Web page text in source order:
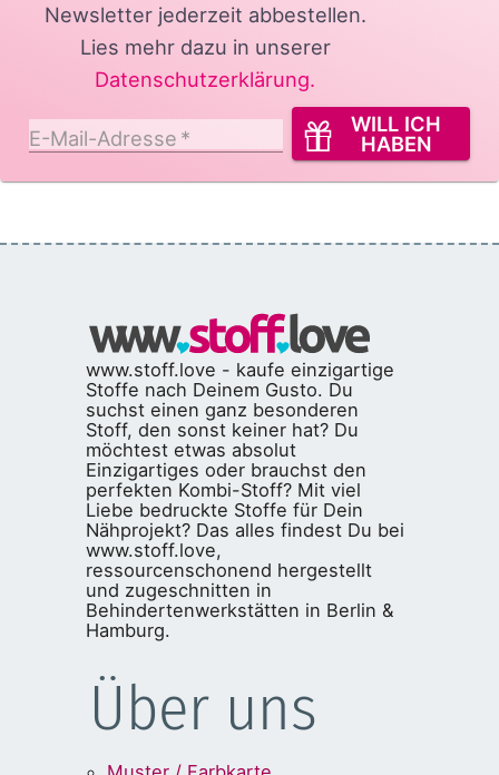
Newsletter jederzeit abbestellen.
Lies mehr dazu in unserer
Datenschutzerklärung.
E-Mail-Adresse *
WILL ICH
HABEN
www.stoff.love - kaufe einzigartige
Stoffe nach Deinem Gusto. Du
suchst einen ganz besonderen
Stoff, den sonst keiner hat? Du
möchtest etwas absolut
Einzigartiges oder brauchst den
perfekten Kombi-Stoff? Mit viel
Liebe bedruckte Stoffe für Dein
Nähprojekt? Das alles findest Du bei
www.stoff.love,
ressourcenschonend hergestellt
und zugeschnitten in
Behindertenwerkstätten in Berlin &
Hamburg.
Über uns